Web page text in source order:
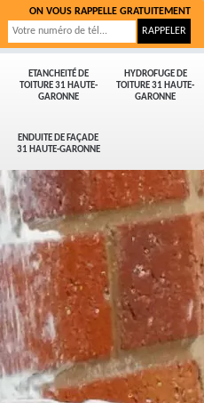
ETANCHEITÉ DE
TOITURE 31 HAUTE-
GARONNE
HYDROFUGE DE
TOITURE 31 HAUTE-
GARONNE
ENDUITE DE FAÇADE
31 HAUTE-GARONNE
ON VOUS RAPPELLE GRATUITEMENT